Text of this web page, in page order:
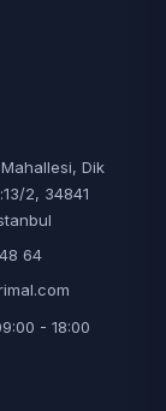
Dik
2, 34841
64
- 18:00